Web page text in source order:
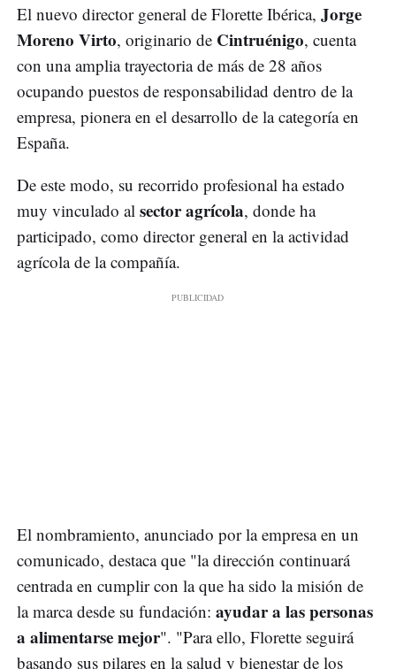
El nuevo director general de Florette Ibérica, Jorge
Moreno Virto, originario de Cintruénigo, cuenta
con una amplia trayectoria de más de 28 años
ocupando puestos de responsabilidad dentro de la
empresa, pionera en el desarrollo de la categoría en
España.
De este modo, su recorrido profesional ha estado
muy vinculado al sector agrícola, donde ha
participado, como director general en la actividad
agrícola de la compañía.
El nombramiento, anunciado por la empresa en un
comunicado, destaca que "la dirección continuará
centrada en cumplir con la que ha sido la misión de
la marca desde su fundación: ayudar a las personas
a alimentarse mejor". "Para ello, Florette seguirá
basando sus pilares en la salud y bienestar de los